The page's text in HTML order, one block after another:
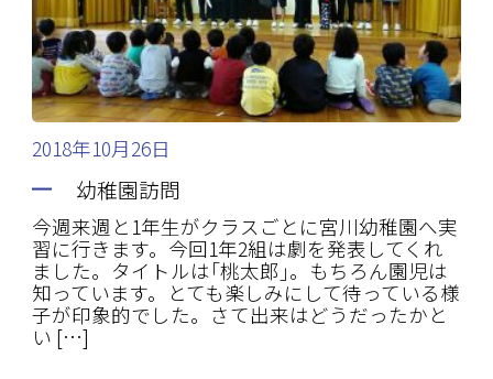
2018年10月26日
幼稚園訪問
今週来週と1年生がクラスごとに宮川幼稚園へ実
習に行きます。今回1年2組は劇を発表してくれ
ました。タイトルは｢桃太郎｣。もちろん園児は
知っています。とても楽しみにして待っている様
子が印象的でした。さて出来はどうだったかと
い […]